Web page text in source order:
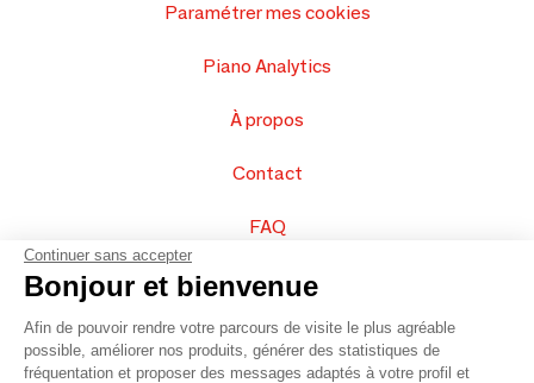
Paramétrer mes cookies
Piano Analytics
À propos
Contact
FAQ
Vendez vos produits
Plan du site
Continuer sans accepter
Bonjour et bienvenue
Afin de pouvoir rendre votre parcours de visite le plus agréable
possible, améliorer nos produits, générer des statistiques de
fréquentation et proposer des messages adaptés à votre profil et